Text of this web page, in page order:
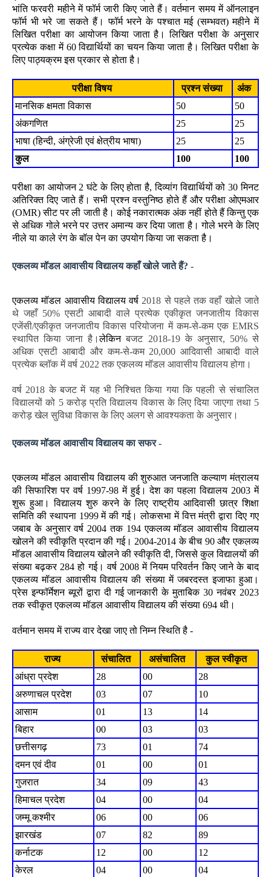
भांति फरवरी महीने में फॉर्म जारी किए जाते हैं। वर्तमान समय में ऑनलाइन
फॉर्म भी भरे जा सकते हैं। फॉर्म भरने के पश्चात मई (सम्भवत) महीने में
लिखित परीक्षा का आयोजन किया जाता है। लिखित परीक्षा के अनुसार
प्रत्येक कक्षा में 60 विद्यार्थियों का चयन किया जाता है। लिखित परीक्षा के
लिए पाठ्यक्रम इस प्रकार से होता है।
परीक्षा विषय प्रश्न संख्या
अंक
मानसिक क्षमता विकास
50
50
अंकगणित
25
25
भाषा (हिन्दी, अंग्रेजी एवं क्षेत्रीय भाषा)
25
25
कुल
100 100
परीक्षा का आयोजन 2 घंटे के लिए होता है, दिव्यांग विद्यार्थियों को 30 मिनट
अतिरिक्त दिए जाते हैं। सभी प्रश्न वस्तुनिष्ठ होते हैं और परीक्षा ओएमआर
(OMR) सीट पर ली जाती है। कोई नकारात्मक अंक नहीं होते हैं किन्तु एक
से अधिक गोले भरने पर उत्तर अमान्य कर दिया जाता है। गोले भरने के लिए
नीले या काले रंग के बॉल पेन का उपयोग किया जा सकता है।
एकलव्य मॉडल आवासीय विद्यालय कहाँ खोले जाते हैं? -
एकलव्य मॉडल आवासीय विद्यालय वर्ष 2018 से पहले तक वहाँ खोले जाते
थे जहाँ 50% एसटी आबादी वाले प्रत्येक एकीकृत जनजातीय विकास
एजेंसी/एकीकृत जनजातीय विकास परियोजना में कम-से-कम एक EMRS
स्थापित किया जाना है।लेकिनबजट 2018-19 के अनुसार, 50% से
अधिक एसटी आबादी और कम-से-कम 20,000 आदिवासी आबादी वाले
प्रत्येक ब्लॉक में वर्ष 2022 तक एकलव्य मॉडल आवासीय विद्यालय होगा।
वर्ष 2018 के बजट में यह भी निश्चित किया गया कि पहली से संचालित
विद्यालयों को 5 करोड़ प्रति विद्यालय विकास के लिए दिया जाएगा तथा 5
करोड़ खेल सुविधा विकास के लिए अलग से आवश्यकता के अनुसार।
एकलव्य मॉडल आवासीय विद्यालय का सफर -
एकलव्य मॉडल आवासीय विद्यालय की शुरुआत जनजाति कल्याण मंत्रालय
की सिफारिश पर वर्ष 1997-98 में हुई। देश का पहला विद्यालय 2003 में
शुरू हुआ। विद्यालय शुरु करने के लिए राष्ट्रीय आदिवासी छात्र शिक्षा
समिति की स्थापना 1999 में की गई। लोकसभा में वित्त मंत्री द्वारा दिए गए
जबाब के अनुसार वर्ष 2004 तक 194 एकलव्य मॉडल आवासीय विद्यालय
खोलने की स्वीकृति प्रदान की गई। 2004-2014 के बीच 90 और एकलव्य
मॉडल आवासीय विद्यालय खोलने की स्वीकृति दी, जिससे कुल विद्यालयों की
संख्या बढ़कर 284 हो गई। वर्ष 2008 में नियम परिवर्तन किए जाने के बाद
एकलव्य मॉडल आवासीय विद्यालय की संख्या में जबरदस्त इजाफा हुआ।
प्रेस इन्फॉर्मेशन ब्यूरों द्वारा दी गई जानकारी के मुताबिक 30 नवंबर 2023
तक स्वीकृत एकलव्य मॉडल आवासीय विद्यालय की संख्या 694 थी।
वर्तमान समय में राज्य वार देखा जाए तो निम्न स्थिति है -
राज्य संचालित असंचालित
कुल स्वीकृत
आंध्रा प्रदेश
28 00
28
अरुणाचल प्रदेश
03 07
10
आसाम
01 13
14
बिहार
00 03
03
छत्तीसगढ़
73 01
74
दमन एवं दीव
01 00
01
गुजरात
34 09
43
हिमाचल प्रदेश
04 00
04
जम्मू कश्मीर
06 00
06
झारखंड
07 82
89
कर्नाटक
12 00
12
केरल
04 00
04